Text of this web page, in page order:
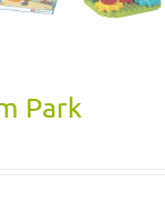
Park